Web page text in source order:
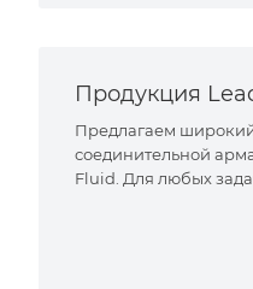
Продукция
Предлагаем
соединительной
Fluid. Для любых